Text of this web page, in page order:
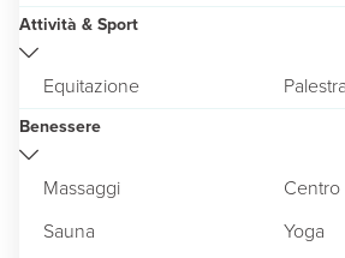
Attività & Sport
Equitazione
Benessere
Massaggi
Sauna
Yoga